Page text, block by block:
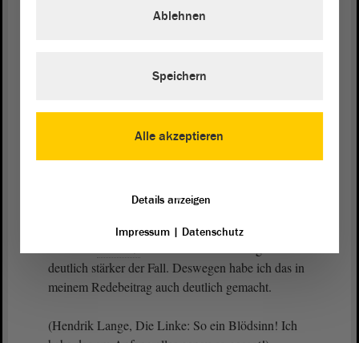
Das ist total irrelevant. Denn Herr Tullner hat am
habe trotzdem ein Störgefühl bei anderen Sachen.
In den Redebeiträgen von der AfD-Fraktion
deutlich stärker der Fall. Deswegen habe ich das in
meinem Redebeitrag auch deutlich gemacht.
(Hendrik Lange, Die Linke: So ein Blödsinn! Ich
Alle akzeptieren
Ablehnen
Speichern
Details anzeigen
Impressum| Datenschutz